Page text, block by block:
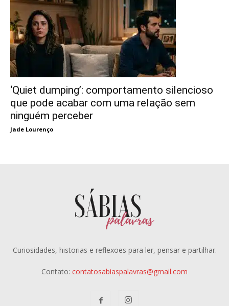
‘Quiet dumping’: comportamento silencioso
que pode acabar com uma relação sem
ninguém perceber
Jade Lourenço
Curiosidades, historias e reflexoes para ler, pensar e partilhar.
Contato: contatosabiaspalavras@gmail.com